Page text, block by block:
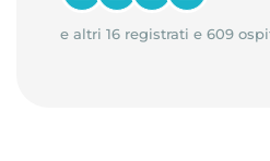
e altri 16 registrati e 609